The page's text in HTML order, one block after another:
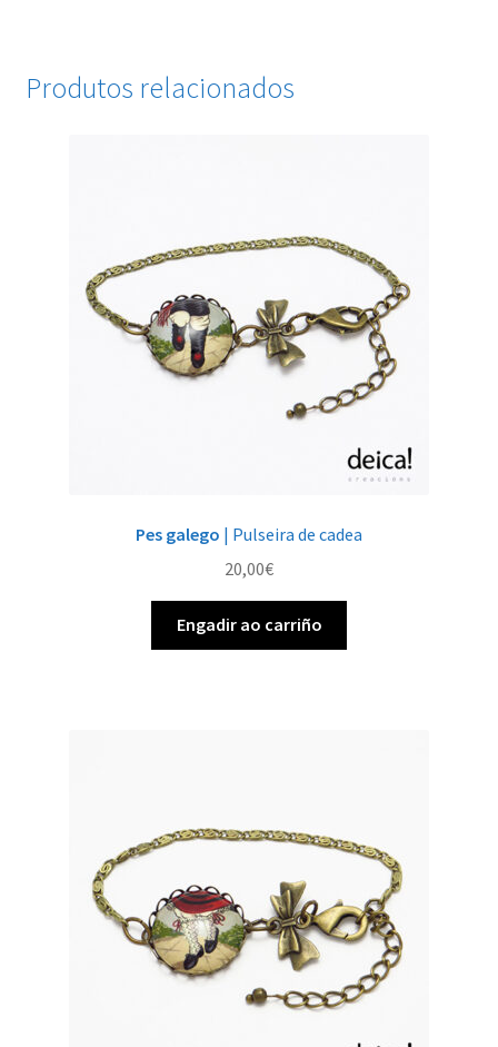
Produtos relacionados
Pes galego | Pulseira de cadea
20,00€
Engadir ao carriño